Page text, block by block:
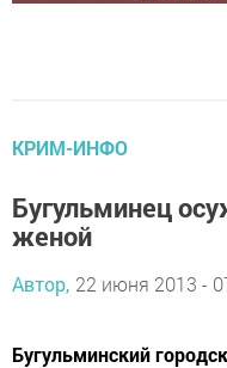
КРИМ-ИНФО
Бугульминец
женой
Автор, 22 июня 2013 -
Бугульминский